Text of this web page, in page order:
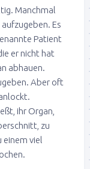
Manchmal
Es
Patient
er nicht hat
abhauen.
Aber oft
ihr Organ,
zu
einem viel